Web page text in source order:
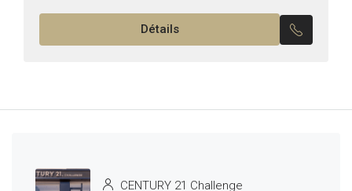
lumineux et bien agencé se compose de : Un
Détails
CENTURY 21 Challenge